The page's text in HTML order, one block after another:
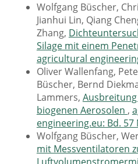
Wolfgang Büscher,
Jianhui Lin, Qiang
Zhang,
Silage mit einem
agricultural
Oliver Wallenfang,
Büscher, Bernd
Lammers,
biogenen Aerosolen ,
engineering.eu: Bd. 57
Wolfgang Büscher,
mit Messventilatoren